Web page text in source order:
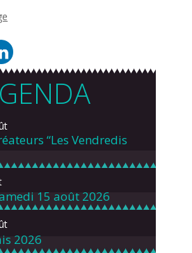
“Les Vendredis
15 août 2026
2026